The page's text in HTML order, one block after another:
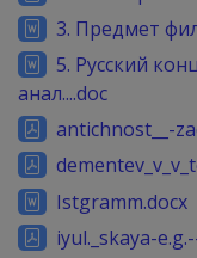
3. Предмет
5. Русский
анал....doc
antichnost__-
Istgramm.docx
iyul._skaya-